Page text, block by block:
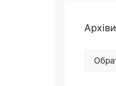
Архіви
Архіви